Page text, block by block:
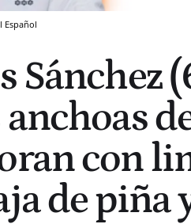
Español
Sánchez
anchoas
con
de piña